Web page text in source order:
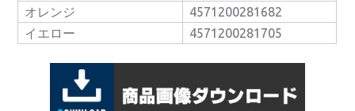
オレンジ
4571200281682
イエロー
4571200281705